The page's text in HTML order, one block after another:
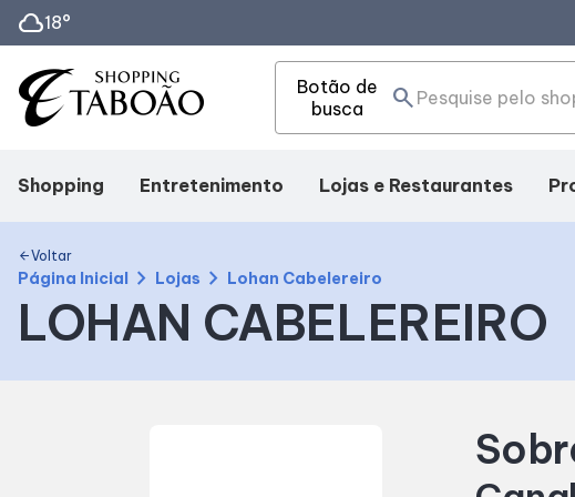
cloud18°
Botão de
busca
search
Shopping
Mapa interno
Facilidades
Como Chegar
Entretenimento
Eventos
Fique por Dentro
Lojas e Restaurantes
Alimentação
Delivery
arrow_backVoltar
Página Inicial chevron_right Lojas chevron_right Lohan Cabelereiro
LOHAN CABELEREIRO